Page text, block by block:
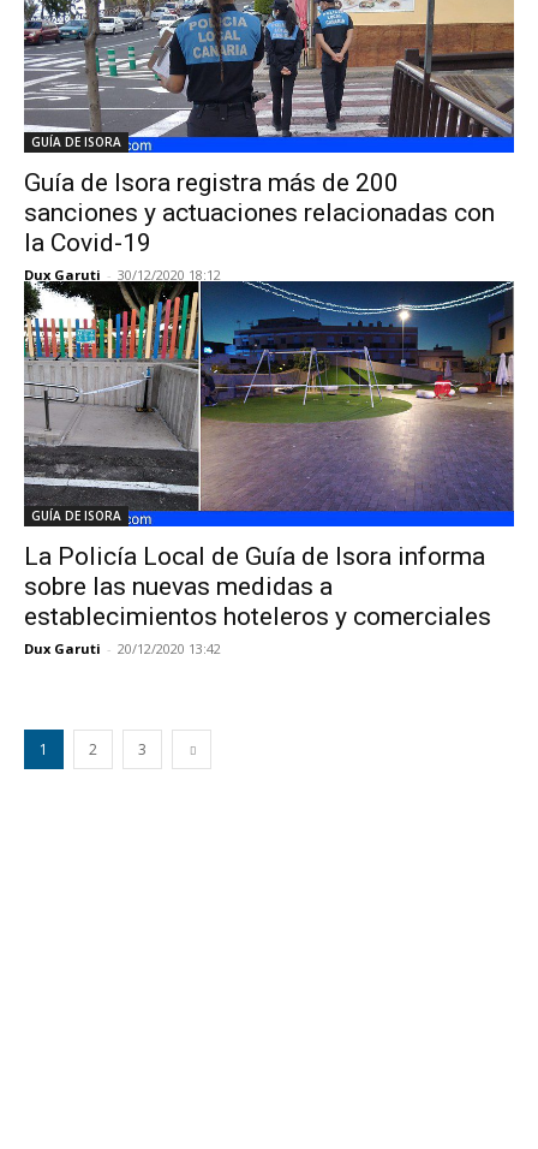
GUÍA DE ISORA
Guía de Isora registra más de 200
sanciones y actuaciones relacionadas con
la Covid-19
Dux Garuti - 30/12/2020 18:12
GUÍA DE ISORA
La Policía Local de Guía de Isora informa
sobre las nuevas medidas a
establecimientos hoteleros y comerciales
Dux Garuti - 20/12/2020 13:42
1 2 3